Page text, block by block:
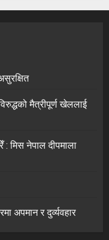
मैत्रीपूर्ण खेललाई
मिस नेपाल दीपमाला
अपमान र दुर्व्यवहार